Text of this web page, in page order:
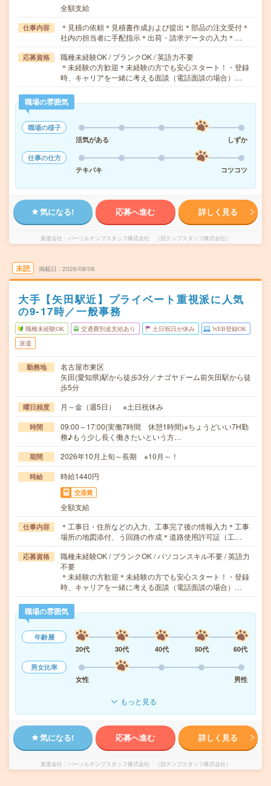
全額支給
仕事内容
＊見積の依頼＊見積書作成および提出＊部品の注文受付＊
社内の担当者に手配指示＊出荷・請求データの入力＊…
応募資格
職種未経験OK / ブランクOK / 英語力不要
＊未経験の方歓迎＊未経験の方でも安心スタート！・登録
時、キャリアを一緒に考える面談（電話面談の場合）…
職場の雰囲気
職場の様子
活気がある
しずか
仕事の仕方
テキパキ
コツコツ
気になる! 応募へ進む 詳しく見る
派遣会社 パーソルテンプスタッフ株式会社 （旧テンプスタッフ株式会社）
未読 掲載日 2026/08/06
大手【矢田駅近】プライベート重視派に人気
の9-17時／一般事務
職種未経験OK 交通費別途支給あり 土日祝日が休み WEB登録OK
派遣
勤務地
名古屋市東区
矢田(愛知県)駅から徒歩3分／ナゴヤドーム前矢田駅から徒
歩5分
曜日頻度 月～金（週5日） ※土日祝休み
時間
09:00～17:00(実働7時間 休憩1時間)※ちょうどいい7H勤
務♪もう少し長く働きたいという方…
期間 2026年10月上旬～長期 ※10月～！
時給 時給1440円
交通費
全額支給
仕事内容
＊工事日・住所などの入力、工事完了後の情報入力＊工事
場所の地図添付、う回路の作成＊道路使用許可証（工…
応募資格
職種未経験OK / ブランクOK / パソコンスキル不要 / 英語力
不要
＊未経験の方歓迎＊未経験の方でも安心スタート！・登録
時、キャリアを一緒に考える面談（電話面談の場合）…
職場の雰囲気
年齢層
20代
30代 40代 50代
60代
男女比率
女性
男性
もっと見る
気になる! 応募へ進む 詳しく見る
派遣会社 パーソルテンプスタッフ株式会社 （旧テンプスタッフ株式会社）